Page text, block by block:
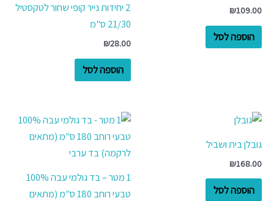
₪109.00
הוספה לסל
2 יחידות נייר קופי שחור לטקסטיל
21/30 ס"מ
₪28.00
הוספה לסל
גובלן בית ושביל
₪168.00
הוספה לסל
1 מטר – בד גולמי עבה 100%
טבעי רוחב 180 ס"מ (מתאים